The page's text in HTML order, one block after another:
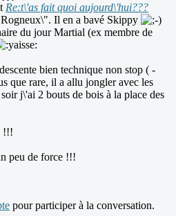
Re:t\'as fait quoi aujourd\'hui???
Il en a bavé Skippy
du jour Martial (ex membre de
bien technique non stop ( -
que rare, il a allu jongler avec les
j\'ai 2 bouts de bois à la place des
!!!
peu de force !!!
pour participer à la conversation.